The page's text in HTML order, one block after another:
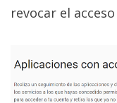
revocar el